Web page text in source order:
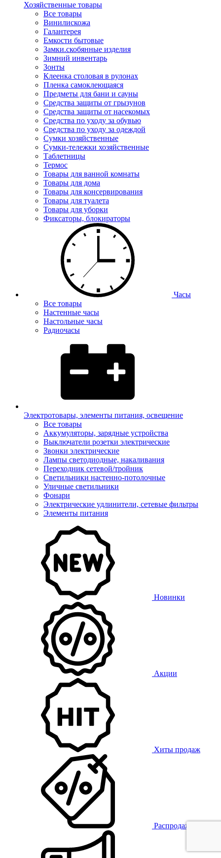
Хозяйственные товары
Все товары
Винилискожа
Галантерея
Емкости бытовые
Замки.скобянные изделия
Зимний инвентарь
Зонты
Клеенка столовая в рулонах
Пленка самоклеющаяся
Предметы для бани и сауны
Средства защиты от грызунов
Средства защиты от насекомых
Средства по уходу за обувью
Средства по уходу за одеждой
Сумки хозяйственные
Сумки-тележки хозяйственные
Таблетницы
Термос
Товары для ванной комнаты
Товары для дома
Товары для консервирования
Товары для туалета
Товары для уборки
Фиксаторы, блокираторы
Часы
Все товары
Настенные часы
Настольные часы
Радиочасы
Электротовары, элементы питания, освещение
Все товары
Аккумуляторы, зарядные устройства
Выключатели розетки электрические
Звонки электрические
Лампы светодиодные, накаливания
Переходник сетевой/тройник
Светильники настенно-потолочные
Уличные светильники
Фонари
Электрические удлинители, сетевые фильтры
Элементы питания
Новинки
Акции
Хиты продаж
Распродажа